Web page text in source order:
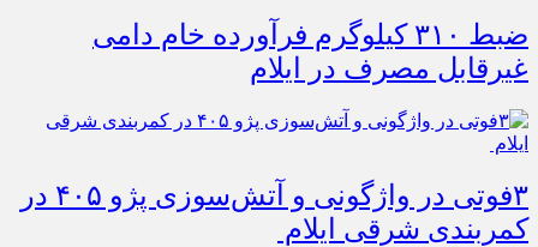
ضبط ۳۱۰ کیلوگرم فرآورده خام دامی
غیرقابل مصرف در ایلام
۳فوتی در واژگونی و آتش‌سوزی پژو ۴۰۵ در
کمربندی شرقی ایلام